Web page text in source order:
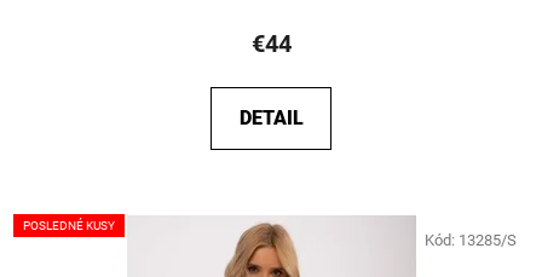
€44
DETAIL
POSLEDNÉ KUSY
Kód: 13285/S